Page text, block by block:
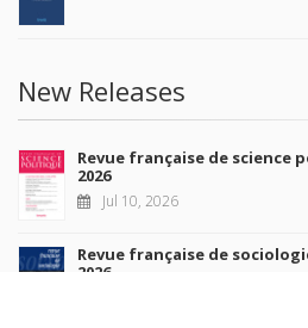
New Releases
Revue française de science
2026
Jul 10, 2026
Revue française de
2026